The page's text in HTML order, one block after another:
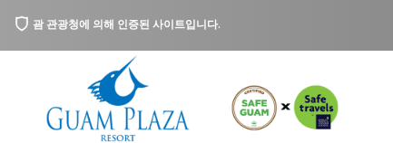
괌 관광청에 의해 인증된 사이트입니다.